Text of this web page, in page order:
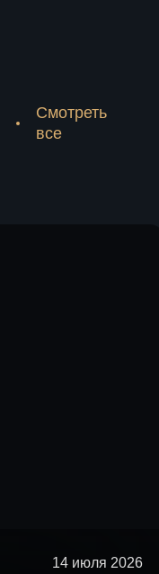
Смотреть
все
14 июля 2026